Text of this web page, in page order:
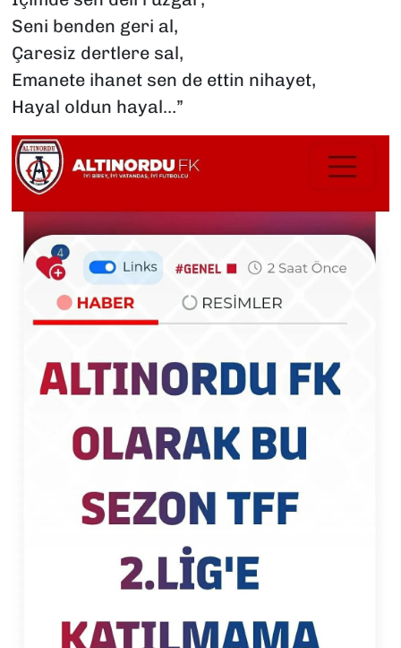
Seni benden geri al,
Çaresiz dertlere sal,
Emanete ihanet sen de ettin nihayet,
Hayal oldun hayal…”